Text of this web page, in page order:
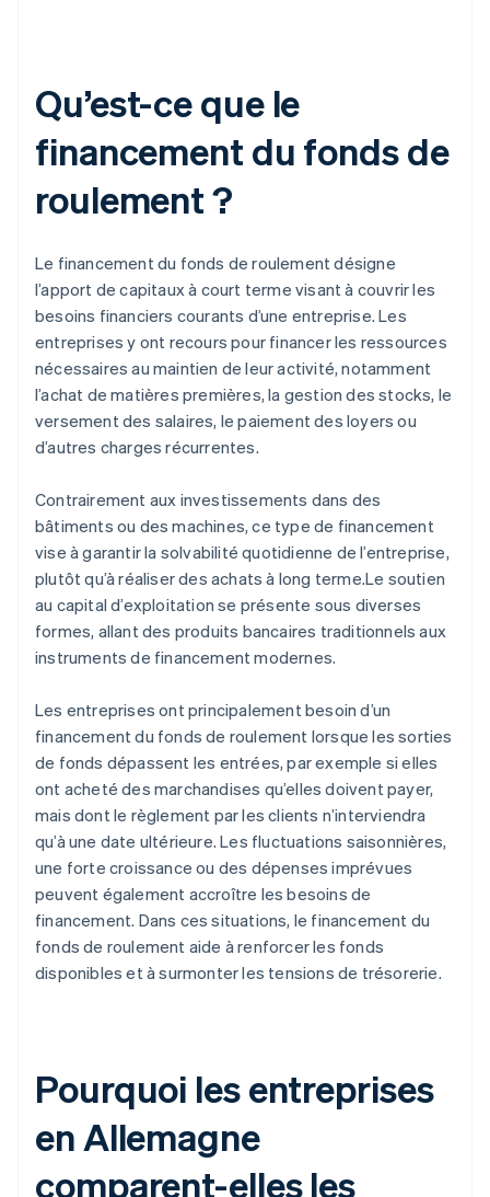
Qu’est-ce que le
financement du fonds de
roulement ?
Le financement du fonds de roulement désigne
l’apport de capitaux à court terme visant à couvrir les
besoins financiers courants d’une entreprise. Les
entreprises y ont recours pour financer les ressources
nécessaires au maintien de leur activité, notamment
l’achat de matières premières, la gestion des stocks, le
versement des salaires, le paiement des loyers ou
d’autres charges récurrentes.
Contrairement aux investissements dans des
bâtiments ou des machines, ce type de financement
vise à garantir la solvabilité quotidienne de l’entreprise,
plutôt qu’à réaliser des achats à long terme.Le soutien
au capital d’exploitation se présente sous diverses
formes, allant des produits bancaires traditionnels aux
instruments de financement modernes.
Les entreprises ont principalement besoin d’un
financement du fonds de roulement lorsque les sorties
de fonds dépassent les entrées, par exemple si elles
ont acheté des marchandises qu’elles doivent payer,
mais dont le règlement par les clients n’interviendra
qu’à une date ultérieure. Les fluctuations saisonnières,
une forte croissance ou des dépenses imprévues
peuvent également accroître les besoins de
financement. Dans ces situations, le financement du
fonds de roulement aide à renforcer les fonds
disponibles et à surmonter les tensions de trésorerie.
Pourquoi les entreprises
en Allemagne
comparent-elles les